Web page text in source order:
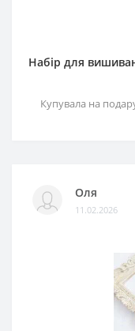
Набір для
Купувала на
Оля
11.02.2026